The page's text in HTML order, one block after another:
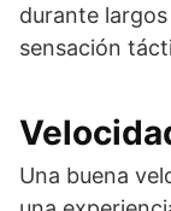
durante
sensación
Una buena